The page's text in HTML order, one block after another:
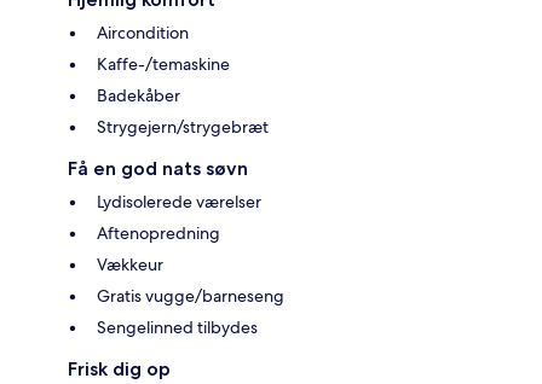
Aircondition
Kaffe-/temaskine
Badekåber
Strygejern/strygebræt
Få en god nats søvn
Lydisolerede værelser
Aftenopredning
Vækkeur
Gratis vugge/barneseng
Sengelinned tilbydes
Frisk dig op